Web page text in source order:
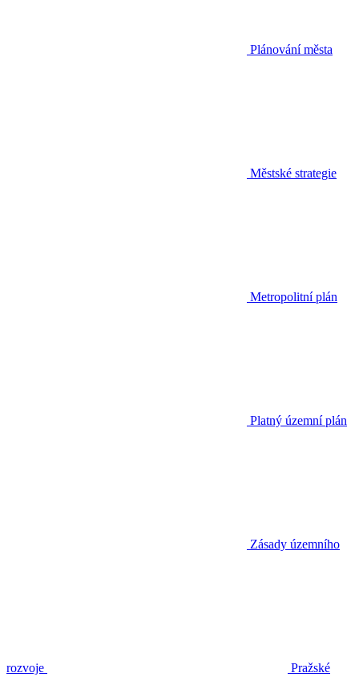
Plánování města
Městské strategie
Metropolitní plán
Platný územní plán
Zásady územního
rozvoje Pražské